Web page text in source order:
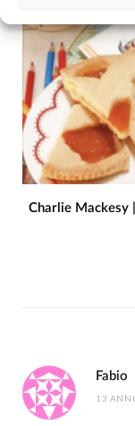
Charlie Mackesy
Fabio
13 ANNI